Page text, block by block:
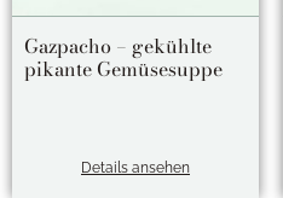
Gazpacho – gekühlte
pikante Gemüsesuppe
Details ansehen